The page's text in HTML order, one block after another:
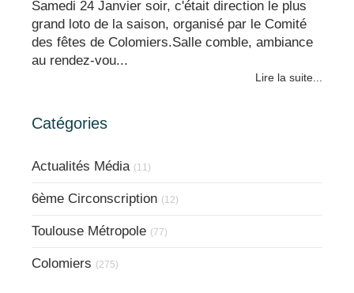
Samedi 24 Janvier soir, c'était direction le plus
grand loto de la saison, organisé par le Comité
des fêtes de Colomiers.Salle comble, ambiance
au rendez-vou...
Lire la suite...
Catégories
Actualités Média (11)
6ème Circonscription (12)
Toulouse Métropole (77)
Colomiers (275)